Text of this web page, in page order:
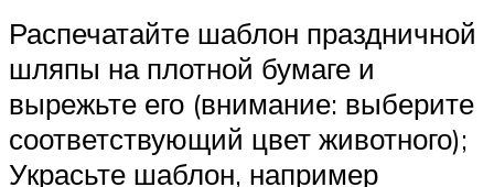
Распечатайте шаблон праздничной
шляпы на плотной бумаге и
вырежьте его (внимание: выберите
соответствующий цвет животного);
Украсьте шаблон, например